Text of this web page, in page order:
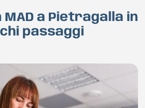
MAD a Pietragalla in
passaggi